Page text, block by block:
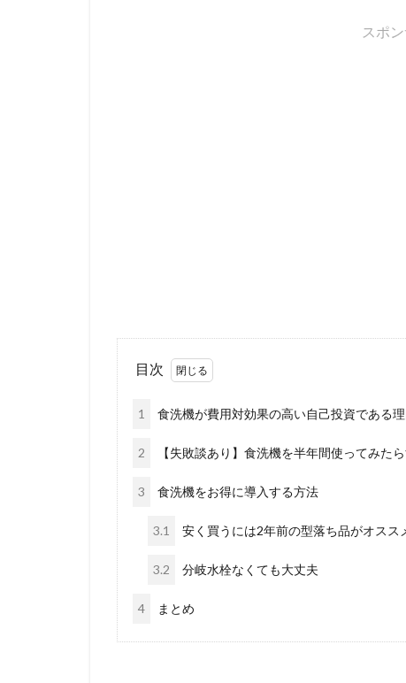
スポ
目次
1 食洗機が費用対効果の高い自己投資である理
2 【失敗談あり】食洗機を半年間使ってみた
3 食洗機をお得に導入する方法
3.1 安く買うには2年前の型落ち品がオスス
3.2 分岐水栓なくても大丈夫
4 まとめ